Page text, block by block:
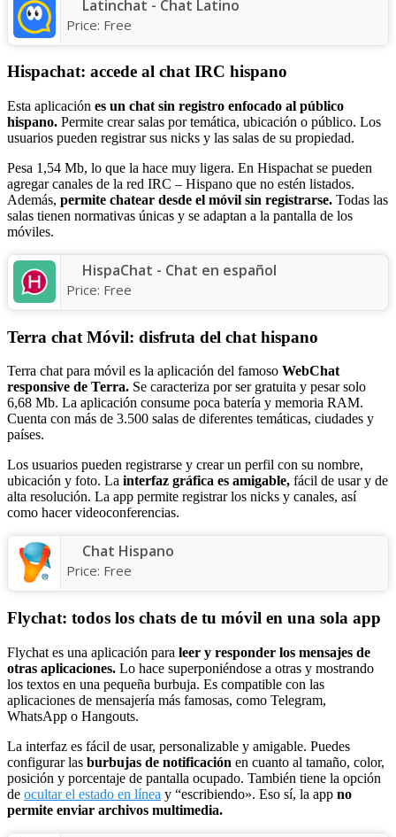
Latinchat - Chat Latino
Price: Free
Hispachat: accede al chat IRC hispano
Esta aplicación es un chat sin registro enfocado al público
hispano. Permite crear salas por temática, ubicación o público. Los
usuarios pueden registrar sus nicks y las salas de su propiedad.
Pesa 1,54 Mb, lo que la hace muy ligera. En Hispachat se pueden
agregar canales de la red IRC – Hispano que no estén listados.
Además, permite chatear desde el móvil sin registrarse. Todas las
salas tienen normativas únicas y se adaptan a la pantalla de los
móviles.
HispaChat - Chat en español
Price: Free
Terra chat Móvil: disfruta del chat hispano
Terra chat para móvil es la aplicación del famoso WebChat
responsive de Terra. Se caracteriza por ser gratuita y pesar solo
6,68 Mb. La aplicación consume poca batería y memoria RAM.
Cuenta con más de 3.500 salas de diferentes temáticas, ciudades y
países.
Los usuarios pueden registrarse y crear un perfil con su nombre,
ubicación y foto. La interfaz gráfica es amigable, fácil de usar y de
alta resolución. La app permite registrar los nicks y canales, así
como hacer videoconferencias.
Chat Hispano
Price: Free
Flychat: todos los chats de tu móvil en una sola app
Flychat es una aplicación para leer y responder los mensajes de
otras aplicaciones. Lo hace superponiéndose a otras y mostrando
los textos en una pequeña burbuja. Es compatible con las
aplicaciones de mensajería más famosas, como Telegram,
WhatsApp o Hangouts.
La interfaz es fácil de usar, personalizable y amigable. Puedes
configurar las burbujas de notificación en cuanto al tamaño, color,
posición y porcentaje de pantalla ocupado. También tiene la opción
de ocultar el estado en línea y “escribiendo». Eso sí, la app no
permite enviar archivos multimedia.